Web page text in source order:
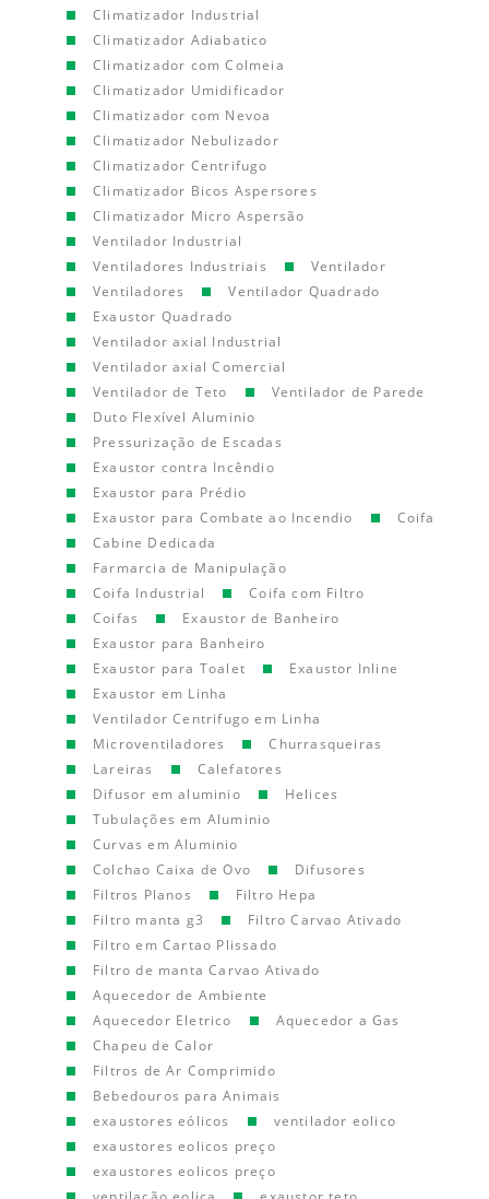
Climatizador Industrial
Climatizador Adiabatico
Climatizador com Colmeia
Climatizador Umidificador
Climatizador com Nevoa
Climatizador Nebulizador
Climatizador Centrifugo
Climatizador Bicos Aspersores
Climatizador Micro Aspersão
Ventilador Industrial
Ventiladores Industriais
Ventilador
Ventiladores
Ventilador Quadrado
Exaustor Quadrado
Ventilador axial Industrial
Ventilador axial Comercial
Ventilador de Teto
Ventilador de Parede
Duto Flexível Aluminio
Pressurização de Escadas
Exaustor contra Incêndio
Exaustor para Prédio
Exaustor para Combate ao Incendio
Coifa
Cabine Dedicada
Farmarcia de Manipulação
Coifa Industrial
Coifa com Filtro
Coifas
Exaustor de Banheiro
Exaustor para Banheiro
Exaustor para Toalet
Exaustor Inline
Exaustor em Linha
Ventilador Centrifugo em Linha
Microventiladores
Churrasqueiras
Lareiras
Calefatores
Difusor em aluminio
Helices
Tubulações em Aluminio
Curvas em Aluminio
Colchao Caixa de Ovo
Difusores
Filtros Planos
Filtro Hepa
Filtro manta g3
Filtro Carvao Ativado
Filtro em Cartao Plissado
Filtro de manta Carvao Ativado
Aquecedor de Ambiente
Aquecedor Eletrico
Aquecedor a Gas
Chapeu de Calor
Filtros de Ar Comprimido
Bebedouros para Animais
exaustores eólicos
ventilador eolico
exaustores eolicos preço
exaustores eolicos preço